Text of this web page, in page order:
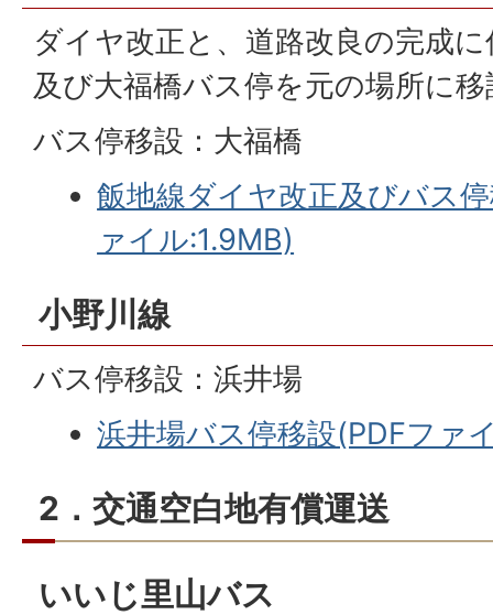
ダイヤ改正と、道路改良の完成
及び大福橋バス停を元の場所に
バス停移設：大福橋
飯地線ダイヤ改正及びバス
ァイル:1.9MB)
小野川線
バス停移設：浜井場
浜井場バス停移設(PDFファ
2．交通空白地有償運送
いいじ里山バス